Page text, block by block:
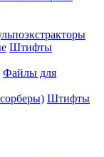
Штифты
Файлы для
Штифты